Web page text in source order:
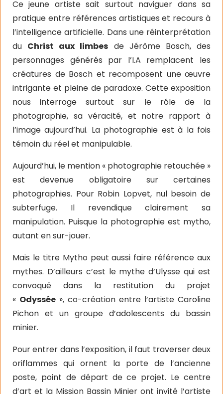
Ce jeune artiste sait surtout naviguer dans sa
pratique entre références artistiques et recours à
l’intelligence artificielle. Dans une réinterprétation
du Christ aux limbes de Jérôme Bosch, des
personnages générés par l’I.A remplacent les
créatures de Bosch et recomposent une œuvre
intrigante et pleine de paradoxe. Cette exposition
nous interroge surtout sur le rôle de la
photographie, sa véracité, et notre rapport à
l’image aujourd’hui. La photographie est à la fois
témoin du réel et manipulable.
Aujourd’hui, le mention « photographie retouchée »
est devenue obligatoire sur certaines
photographies. Pour Robin Lopvet, nul besoin de
subterfuge. Il revendique clairement sa
manipulation. Puisque la photographie est mytho,
autant en sur-jouer.
Mais le titre Mytho peut aussi faire référence aux
mythes. D’ailleurs c’est le mythe d’Ulysse qui est
convoqué dans la restitution du projet
« Odyssée », co-création entre l’artiste Caroline
Pichon et un groupe d’adolescents du bassin
minier.
Pour entrer dans l’exposition, il faut traverser deux
oriflammes qui ornent la porte de l’ancienne
poste, point de départ de ce projet. Le centre
d’art et la Mission Bassin Minier ont invité l’artiste